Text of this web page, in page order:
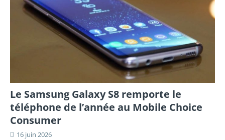
Le Samsung Galaxy S8 remporte le
téléphone de l’année au Mobile Choice
Consumer
16 juin 2026